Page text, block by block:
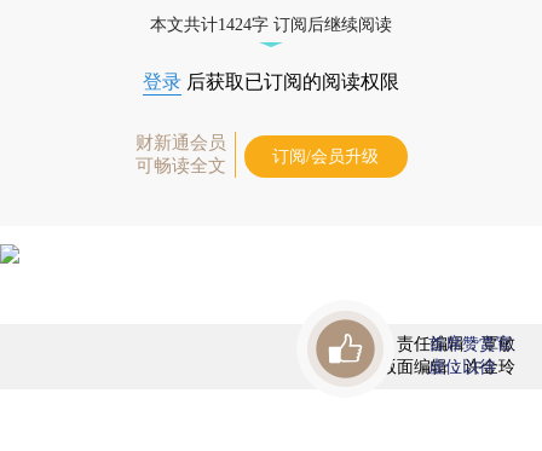
本文共计1424字 订阅后继续阅读
登录 后获取已订阅的阅读权限
财新通会员
可畅读全文
订阅/会员升级
责任编辑：覃敏
版面编辑：许金玲
首席赞赏官
虚位以待